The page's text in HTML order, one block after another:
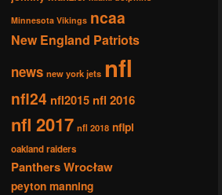
Minnesota Vikings ncaa
New England Patriots
news new york jets nfl
nfl24 nfl2015 nfl 2016
nfl 2017 nfl 2018 nflpl
oakland raiders
Panthers Wrocław
peyton manning